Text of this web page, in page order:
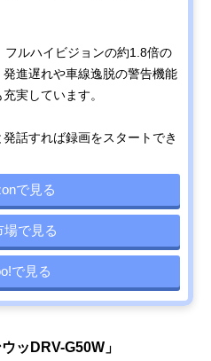
フルハイビジョンの約1.8倍の
進遅れや車線逸脱の警告機能
実しています。
話すれば録画をスタートでき
で見る
場で見る
で見る
ッDRV-G50W」